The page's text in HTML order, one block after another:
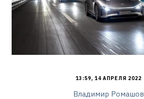
13:59, 14 АПРЕЛЯ 2022
Владимир Ромашов